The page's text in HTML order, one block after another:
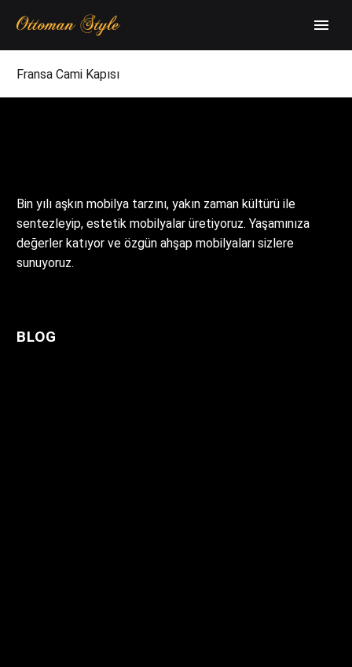
Fransa Cami Kapısı
Bin yılı aşkın mobilya tarzını, yakın zaman kültürü ile
sentezleyip, estetik mobilyalar üretiyoruz. Yaşamınıza
değerler katıyor ve özgün ahşap mobilyaları sizlere
sunuyoruz.
BLOG